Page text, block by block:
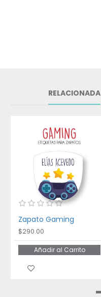
RELACIONADA
Zapato Gaming
$290.00
Añadir al Carrito